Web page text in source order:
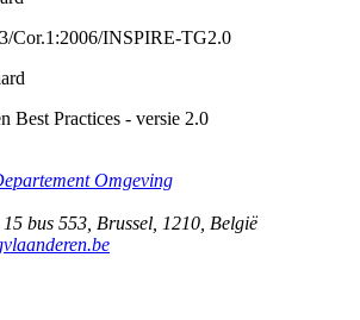
Cor.1:2006/INSPIRE-TG2.0
Best Practices - versie 2.0
Omgeving
bus 553 Brussel 1210 België